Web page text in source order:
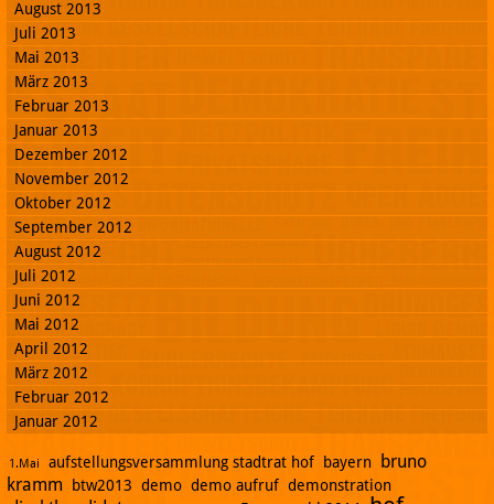
August 2013
Juli 2013
Mai 2013
März 2013
Februar 2013
Januar 2013
Dezember 2012
November 2012
Oktober 2012
September 2012
August 2012
Juli 2012
Juni 2012
Mai 2012
April 2012
März 2012
Februar 2012
Januar 2012
1.Mai aufstellungsversammlung stadtrat hof bayern
bruno
kramm
btw2013 demo demo aufruf demonstration